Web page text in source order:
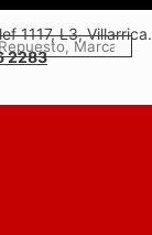
1117, L3, Villarrica.
2283